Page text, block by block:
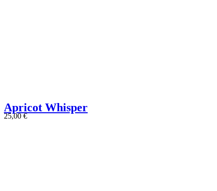
Apricot Whisper
25,00€